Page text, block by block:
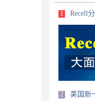
1 Recell
2 美国新